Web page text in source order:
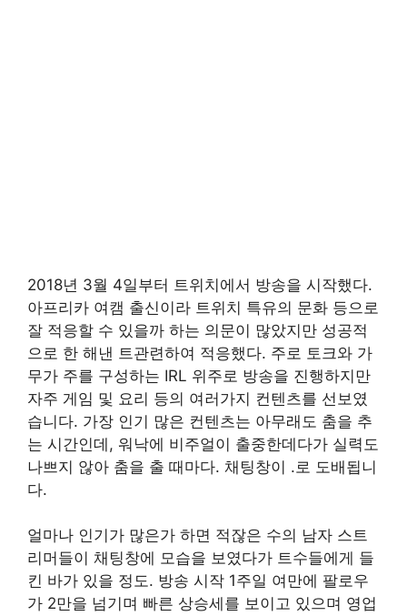
2018년 3월 4일부터 트위치에서 방송을 시작했다.
아프리카 여캠 출신이라 트위치 특유의 문화 등으로
잘 적응할 수 있을까 하는 의문이 많았지만 성공적
으로 한 해낸 트관련하여 적응했다. 주로 토크와 가
무가 주를 구성하는 IRL 위주로 방송을 진행하지만
자주 게임 및 요리 등의 여러가지 컨텐츠를 선보였
습니다. 가장 인기 많은 컨텐츠는 아무래도 춤을 추
는 시간인데, 워낙에 비주얼이 출중한데다가 실력도
나쁘지 않아 춤을 출 때마다. 채팅창이 .로 도배됩니
다.
얼마나 인기가 많은가 하면 적잖은 수의 남자 스트
리머들이 채팅창에 모습을 보였다가 트수들에게 들
킨 바가 있을 정도. 방송 시작 1주일 여만에 팔로우
가 2만을 넘기며 빠른 상승세를 보이고 있으며 영업